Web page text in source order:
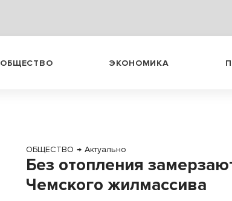
ОБЩЕСТВО ЭКОНОМИКА
ОБЩЕСТВО → Актуально
Без отопления
Чемского жилмассива